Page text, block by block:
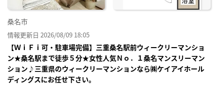
桑名市
情報更新日 2026/08/09 18:05
【ＷｉＦｉ可・駐車場完備】三重桑名駅前ウィークリーマンショ
ン★桑名駅まで徒歩５分★女性人気Ｎｏ．１桑名マンスリーマン
ション♪三重県のウィークリーマンションなら㈱ケイアイホール
ディングスにお任せ下さい。